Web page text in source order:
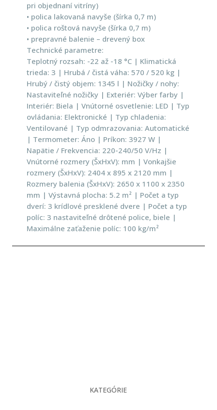
pri objednaní vitríny)
• polica lakovaná navyše (šírka 0,7 m)
• polica roštová navyše (šírka 0,7 m)
• prepravné balenie – drevený box
Technické parametre:
Teplotný rozsah: -22 až -18 °C | Klimatická
trieda: 3 | Hrubá / čistá váha: 570 / 520 kg |
Hrubý / čistý objem: 1345 l | Nožičky / nohy:
Nastaviteľné nožičky | Exteriér: Výber farby |
Interiér: Biela | Vnútorné osvetlenie: LED | Typ
ovládania: Elektronické | Typ chladenia:
Ventilované | Typ odmrazovania: Automatické
| Termometer: Áno | Príkon: 3927 W |
Napätie / Frekvencia: 220-240/50 V/Hz |
Vnútorné rozmery (ŠxHxV): mm | Vonkajšie
rozmery (ŠxHxV): 2404 x 895 x 2120 mm |
Rozmery balenia (ŠxHxV): 2650 x 1100 x 2350
mm | Výstavná plocha: 5.2 m² | Počet a typ
dverí: 3 krídlové presklené dvere | Počet a typ
políc: 3 nastaviteľné drôtené police, biele |
Maximálne zaťaženie políc: 100 kg/m²
KATEGÓRIE